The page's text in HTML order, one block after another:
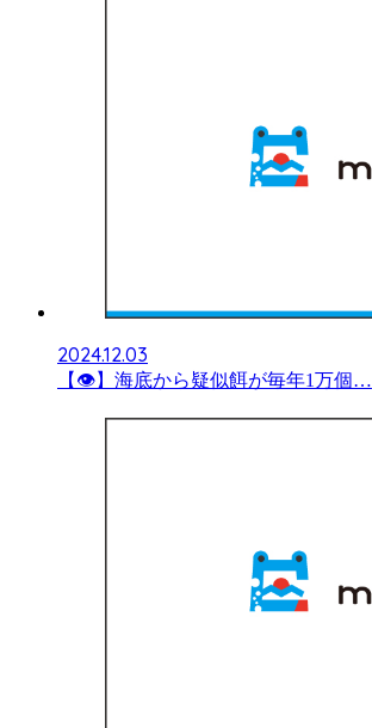
2024.12.03
【👁】海底から疑似餌が毎年1万個…